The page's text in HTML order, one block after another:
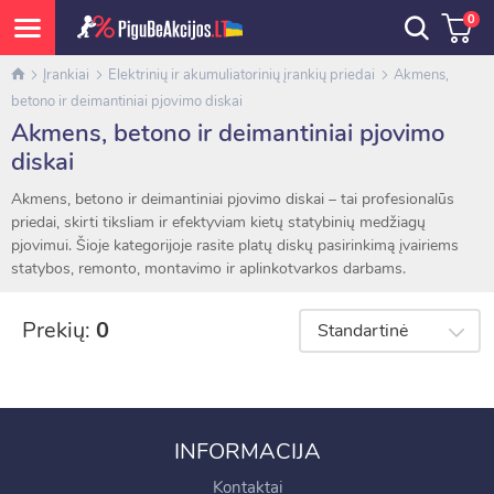
0
Įrankiai Elektrinių ir akumuliatorinių įrankių priedai
Akmens,
betono ir deimantiniai pjovimo diskai
Akmens, betono ir deimantiniai pjovimo
diskai
Akmens, betono ir deimantiniai pjovimo diskai – tai profesionalūs
priedai, skirti tiksliam ir efektyviam kietų statybinių medžiagų
pjovimui. Šioje kategorijoje rasite platų diskų pasirinkimą įvairiems
statybos, remonto, montavimo ir aplinkotvarkos darbams.
Asortimente siūlomi deimantiniai diskai betonui, gelžbetoniui,
akmeniui, plytoms, trinkelėms, klinkeriui, keramikai ir kitoms
laiką net intensyviomis darbo sąlygomis.
Diskai pritaikyti naudoti su kampiniais šlifuokliais, plytelių
pjaustyklėmis, stacionariomis pjovimo staklėmis bei kita profesionalia
Prekių: 0 Standartinė
INFORMACIJA
Kontaktai